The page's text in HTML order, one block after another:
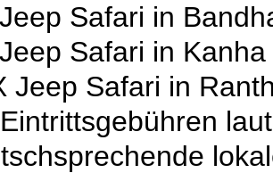
Safari in
Safari in
Jeep Safari in